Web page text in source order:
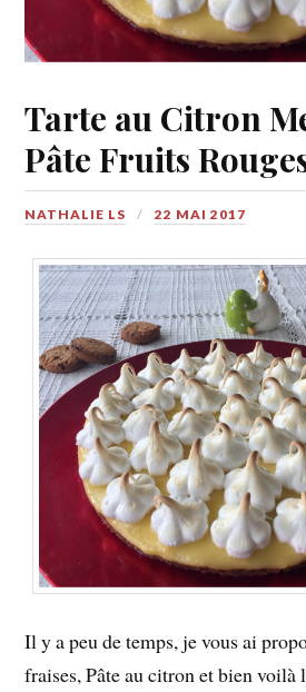
Tarte au Citron
Pâte Fruits
NATHALIE LS 22 MAI 2017
Il y a peu de temps, je vous ai
fraises, Pâte au citron et bien voilà